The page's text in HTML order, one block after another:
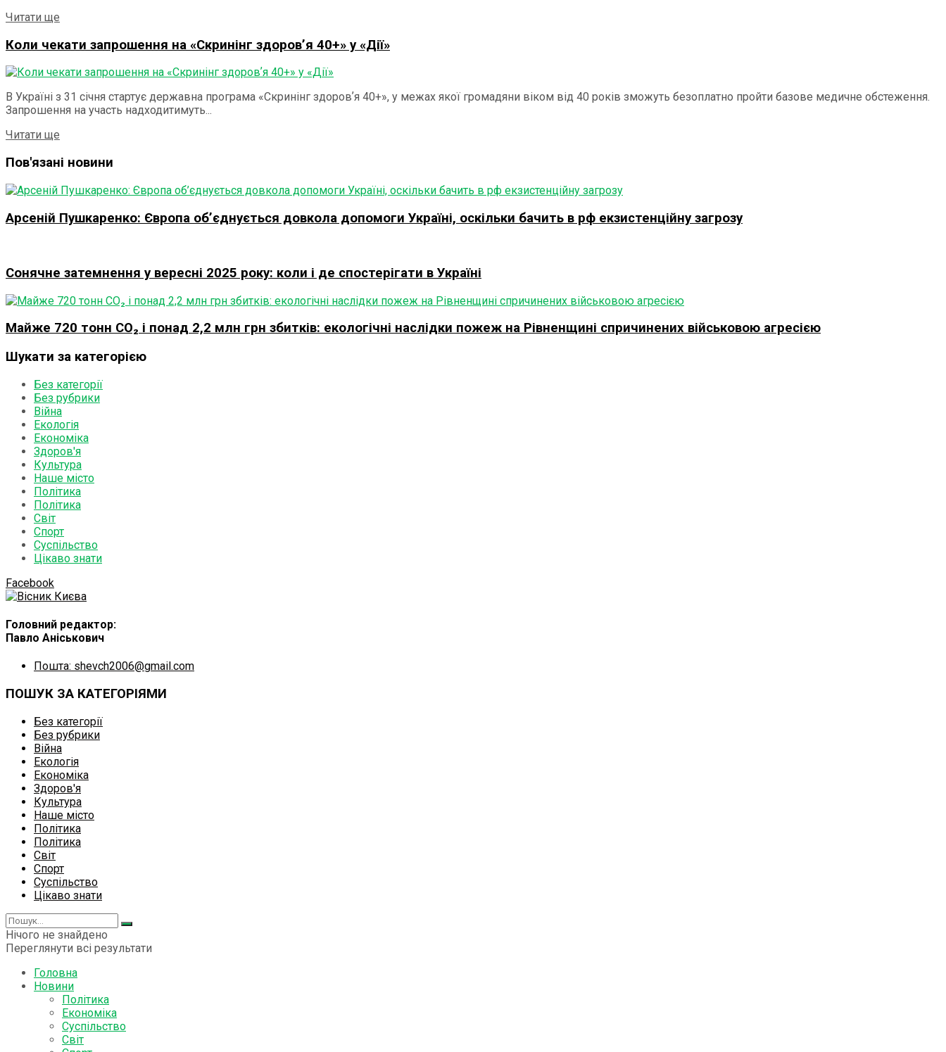
Читати ще
Коли чекати запрошення на «Скринінг здоровʼя 40+» у «Дії»
В Україні з 31 січня стартує державна програма «Скринінг здоровʼя 40+», у межах якої громадяни віком від 40 років зможуть безоплатно пройти базове медичне обстеження.
Запрошення на участь надходитимуть...
Читати ще
Пов'язані новини
Арсеній Пушкаренко: Європа об’єднується довкола допомоги Україні, оскільки бачить в рф екзистенційну загрозу
Сонячне затемнення у вересні 2025 року: коли і де спостерігати в Україні
Майже 720 тонн CO₂ і понад 2,2 млн грн збитків: екологічні наслідки пожеж на Рівненщині спричинених військовою агресією
Шукати за категорією
Без категорії
Без рубрики
Війна
Екологія
Економіка
Здоров'я
Культура
Наше місто
Політика
Політика
Світ
Спорт
Суспільство
Цікаво знати
Facebook
Головний редактор:
Павло Аніськович
Пошта: shevch2006@gmail.com
ПОШУК ЗА КАТЕГОРІЯМИ
Без категорії
Без рубрики
Війна
Екологія
Економіка
Здоров'я
Культура
Наше місто
Політика
Політика
Світ
Спорт
Суспільство
Цікаво знати
Нічого не знайдено
Переглянути всі результати
Головна
Новини
Політика
Економіка
Суспільство
Світ